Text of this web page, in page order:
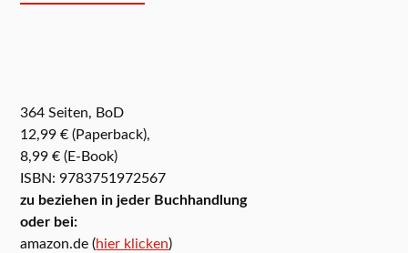
364 Seiten, BoD
12,99 € (Paperback),
8,99 € (E-Book)
ISBN: 9783751972567
zu beziehen in jeder Buchhandlung
oder bei:
amazon.de (hier klicken)